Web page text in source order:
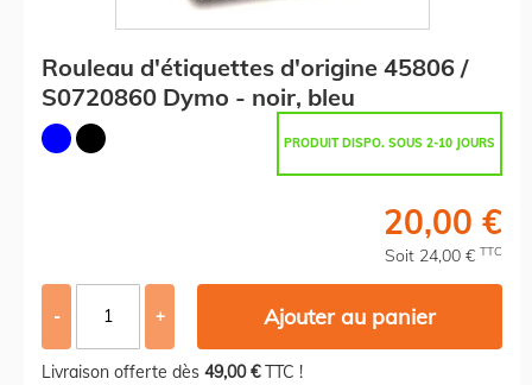
Rouleau d'étiquettes d'origine 45806 /
S0720860 Dymo - noir, bleu
PRODUIT DISPO. SOUS 2-10 JOURS
20,00 €
Soit 24,00 € TTC
- + Ajouter au panier
Livraison offerte dès 49,00 €TTC !